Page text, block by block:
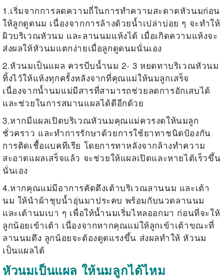
1.เริ่มจากการลดความถี่ในการทำความสะดาดหัวนมก่อน
ให้ลูกดูดนม เนื่องจากการล้างด้วยน้ำเปล่าบ่อย ๆ จะทำให้
ผิวบริเวณหัวนม และลานนมแห้งได้ เมื่อเกิดความแห้งจะ
ส่งผลให้หัวนมแตกง่ายเมื่อลูกดูดนมนั่นเอง
2.หัวนมเป็นแผล ควรบีบน้ำนม 2- 3 หยดทาบริเวณหัวนม
ทิ้งไว้ให้แห้งทุกครั้งหลังจากที่คุณแม่ให้นมลูกเสร็จ
เนื่องจากน้ำนมแม่มีสารที่สามารถช่วยลดการอักเสบได้
และช่วยในการสมานแผลได้ดีอีกด้วย
3.หากมีแผลเปิดบริเวณหัวนมคุณแม่ควรงดให้นมลูก
ชั่วคราว และทำการรักษาด้วยการใช้ยาทาชนิดป้องกัน
การติดเชื้อแบคทีเรีย โดยการทาหลังจากล้างทำความ
สะอาดแผลเสร็จแล้ว จะช่วยให้แผลเปิดและหายได้เร็วขึ้น
นั่นเอง
4.หากคุณแม่มีอาการคัดตึงเต้าบริเวณลานนม และเต้า
นม ให้นำผ้าชุบน้ำอุ่นมาประคบ พร้อมกับนวดลานนม
และเต้านมเบา ๆ เพื่อให้น้ำนมเริ่มไหลออกมา ก่อนที่จะให้
ลูกน้อยเข้าเต้า เนื่องจากหากคุณแม่ให้ลูกเข้าเต้าขณะที่
ลานนมตึง ลูกน้อยจะต้องดูดแรงขึ้น ส่งผลทำให้ หัวนม
เป็นแผลได้
หัวนมเป็นแผล ให้นมลูกได้ไหม